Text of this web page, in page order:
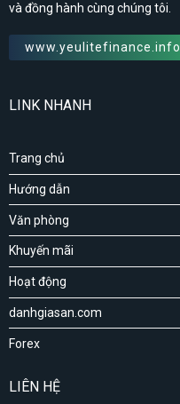
và đồng hành cùng chúng tôi.
www.yeulitefinance.info
LINK NHANH
Trang chủ
Hướng dẫn
Văn phòng
Khuyến mãi
Hoạt động
danhgiasan.com
Forex
LIÊN HỆ